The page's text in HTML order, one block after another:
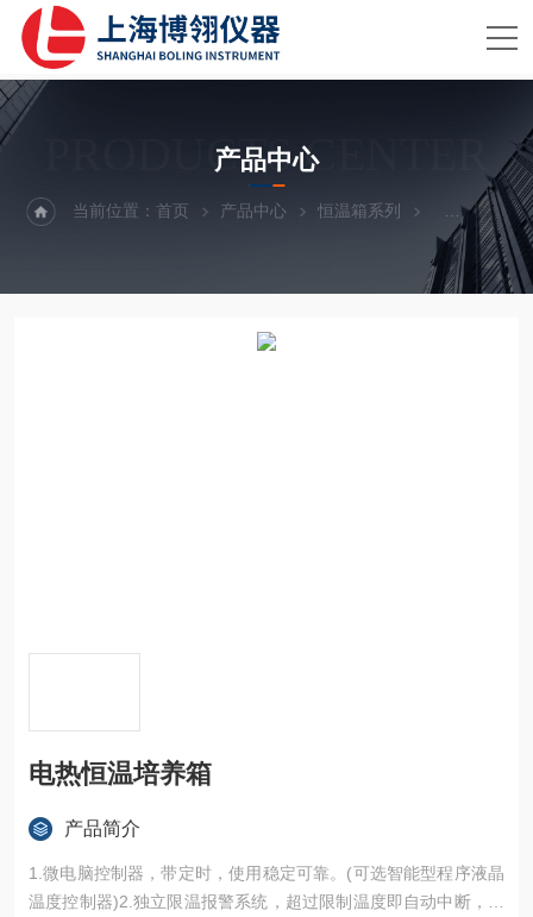
PRODUCTS CENTER
产品中心
当前位置：首页 产品中心 恒温箱系列 电热恒温箱
电热恒温培养箱
产品简介
1.微电脑控制器，带定时，使用稳定可靠。(可选智能型程序液晶
温度控制器)2.独立限温报警系统，超过限制温度即自动中断，保